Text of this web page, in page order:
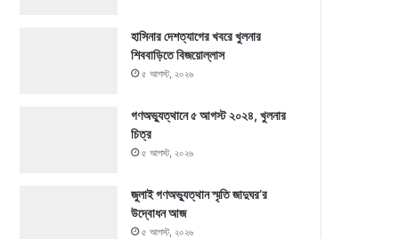
হাসিনার দেশত্যাগের খবরে খুলনার
শিববাড়িতে বিজয়োল্লাস
৫ আগস্ট, ২০২৬
গণঅভ্যুত্থানে ৫ আগস্ট ২০২৪, খুলনার
চিত্র
৫ আগস্ট, ২০২৬
জুলাই গণঅভ্যুত্থান স্মৃতি জাদুঘর’র
উদ্বোধন আজ
৫ আগস্ট, ২০২৬